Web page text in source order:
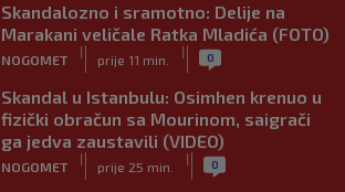
Skandalozno i sramotno: Delije na
Marakani veličale Ratka Mladića (FOTO)
NOGOMET
|
prije 11 min.
| 0
Skandal u Istanbulu: Osimhen krenuo u
fizički obračun sa Mourinom, saigrači
ga jedva zaustavili (VIDEO)
NOGOMET
|
prije 25 min.
| 0